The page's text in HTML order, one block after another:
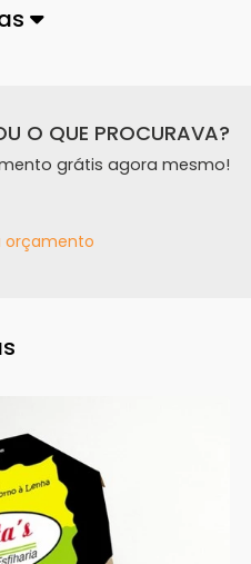
O QUE PROCURAVA?
grátis agora mesmo!
orçamento